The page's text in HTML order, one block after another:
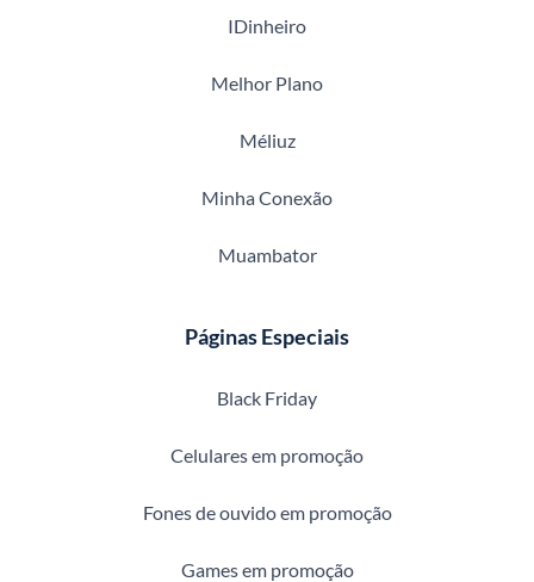
IDinheiro
Melhor Plano
Méliuz
Minha Conexão
Muambator
Páginas Especiais
Black Friday
Celulares em promoção
Fones de ouvido em promoção
Games em promoção